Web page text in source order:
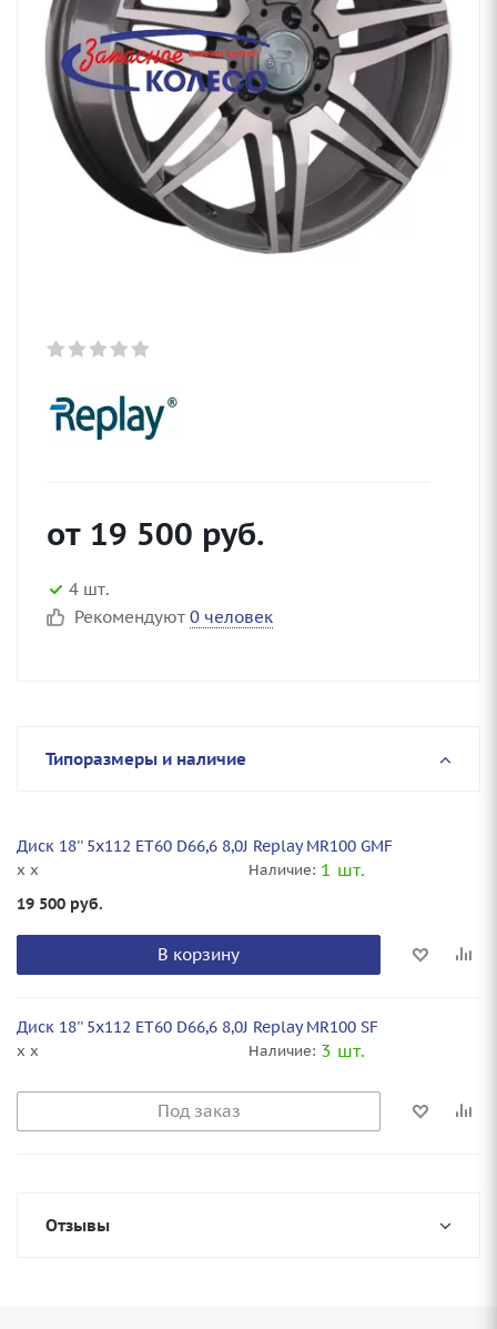
от 19 500 руб.
4 шт.
Рекомендуют 0 человек
Типоразмеры и наличие
Диск 18'' 5x112 ET60 D66,6 8,0J Replay MR100 GMF
x x Наличие: 1 шт.
19 500 руб.
В корзину
Диск 18'' 5x112 ET60 D66,6 8,0J Replay MR100 SF
x x Наличие: 3 шт.
Под заказ
Отзывы